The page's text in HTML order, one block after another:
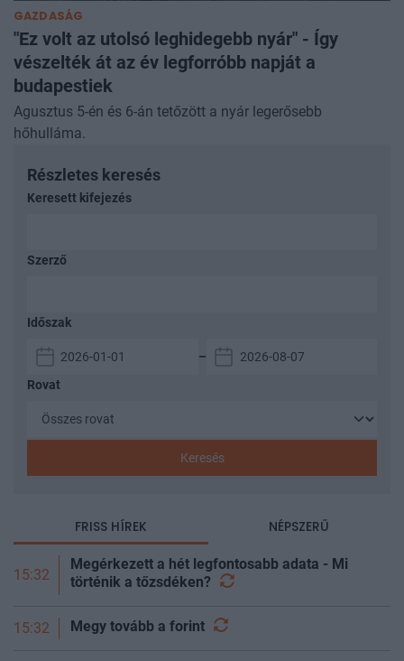
GAZDASÁG
"Ez volt az utolsó leghidegebb nyár" - Így
vészelték át az év legforróbb napját a
budapestiek
Agusztus 5-én és 6-án tetőzött a nyár legerősebb
hőhulláma.
Részletes keresés
Keresett kifejezés
Szerző
Időszak
–
Rovat
Keresés
FRISS HÍREK NÉPSZERŰ
15:32
Megérkezett a hét legfontosabb adata - Mi
történik a tőzsdéken?
15:32 Megy tovább a forint